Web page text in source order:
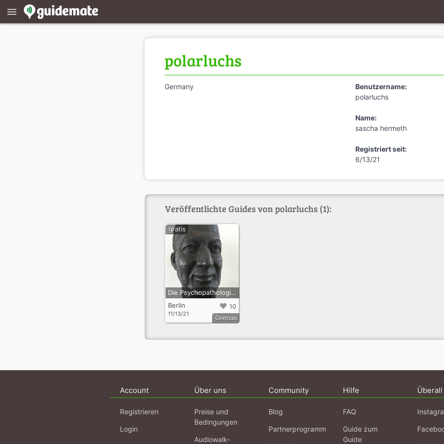
menu
polarluchs
Germany
Benutzername:
polarluchs
Name:
sascha hermeth
Registriert seit:
6/13/21
Veröffentlichte Guides von polarluchs (1):
Die Psychopathologie des Alfred D.- eine Dokufiktion
10
Berlin
11/13/21
gratis
German
Account
Registrieren
Login
Über uns
Preise und
Bedingungen
Audiowalk-
Community
Blog
Partnerprogramm
Hilfe
FAQ
Guide zum
Guide
Überall